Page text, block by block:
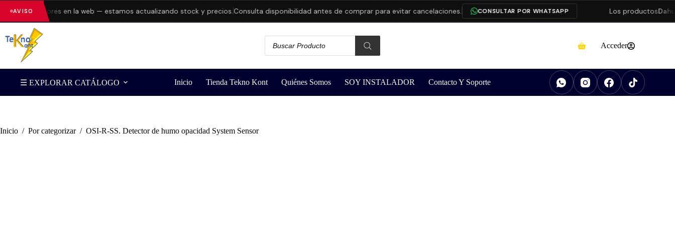
AVISOerrores en la web — estamos actualizando stock y precios.Consulta disponibilidad antes de comprar para evitar cancelaciones. CONSULTAR POR WHATSAPP Los productosDahua
Acceder
☰ EXPLORAR CATÁLOGO Inicio Tienda Tekno Kont Quiénes Somos SOY INSTALADOR Contacto Y Soporte
Inicio / Por categorizar / OSI-R-SS. Detector de humo opacidad System Sensor